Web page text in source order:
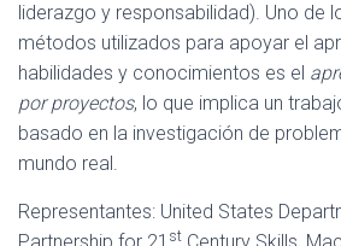
liderazgo y responsabilidad). Uno de
métodos utilizados para apoyar el
habilidades y conocimientos es el
por proyectos, lo que implica un
basado en la investigación de
mundo real.
Representantes: United States
st